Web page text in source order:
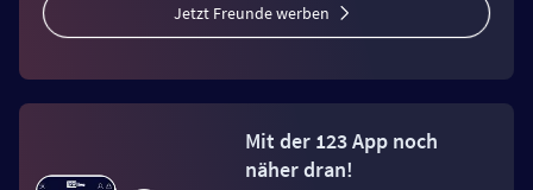
Jetzt Freunde werben
Mit der 123 App noch
näher dran!